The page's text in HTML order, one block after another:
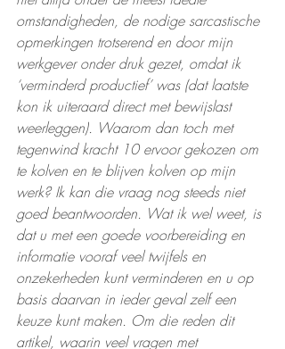
omstandigheden, de nodige sarcastische
opmerkingen trotserend en door mijn
werkgever onder druk gezet, omdat ik
‘verminderd productief’ was (dat laatste
kon ik uiteraard direct met bewijslast
weerleggen). Waarom dan toch met
tegenwind kracht 10 ervoor gekozen om
te kolven en te blijven kolven op mijn
werk? Ik kan die vraag nog steeds niet
goed beantwoorden. Wat ik wel weet, is
dat u met een goede voorbereiding en
informatie vooraf veel twijfels en
onzekerheden kunt verminderen en u op
basis daarvan in ieder geval zelf een
keuze kunt maken. Om die reden dit
artikel, waarin veel vragen met